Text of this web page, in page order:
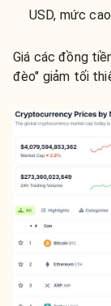
USD, mức
Giá các đồng
đèo" giảm tối